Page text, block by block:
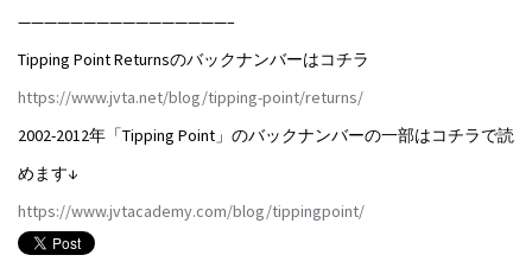
————————————————–
Tipping Point Returnsのバックナンバーはコチラ
https://www.jvta.net/blog/tipping-point/returns/
2002-2012年「Tipping Point」のバックナンバーの一部はコチラで読
めます↓
https://www.jvtacademy.com/blog/tippingpoint/